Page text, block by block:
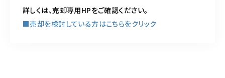
詳しくは、売却専用HPをご確認ください。
■売却を検討している方はこちらをクリック